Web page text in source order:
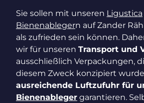
Sie sollen mit unseren Ligustica
Bienenablegern auf Zander
als zufrieden sein können.
wir für unseren Transport und
ausschließlich Verpackungen,
diesem Zweck konzipiert
ausreichende Luftzufuhr für
Bienenableger garantieren.